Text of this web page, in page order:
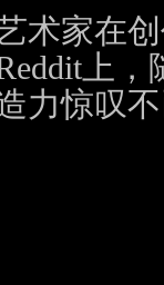
家在创
上
力惊叹不